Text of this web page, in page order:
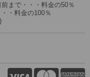
まで・・・料金の50％
・料金の100％